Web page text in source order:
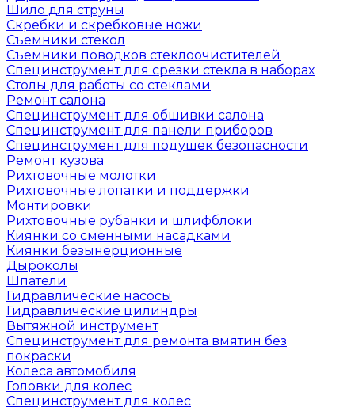
Шило для струны
Скребки и скребковые ножи
Съемники стекол
Съемники поводков стеклоочистителей
Специнструмент для срезки стекла в наборах
Столы для работы со стеклами
Ремонт салона
Специнструмент для обшивки салона
Специнструмент для панели приборов
Специнструмент для подушек безопасности
Ремонт кузова
Рихтовочные молотки
Рихтовочные лопатки и поддержки
Монтировки
Рихтовочные рубанки и шлифблоки
Киянки со сменными насадками
Киянки безынерционные
Дыроколы
Шпатели
Гидравлические насосы
Гидравлические цилиндры
Вытяжной инструмент
Специнструмент для ремонта вмятин без
покраски
Колеса автомобиля
Головки для колес
Специнструмент для колес